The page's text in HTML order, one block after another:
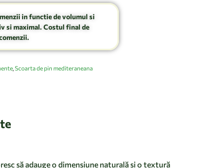
in functie de volumul si
si maximal. Costul final de
Scoarta de pin mediteraneana
să adauge o dimensiune naturală și o textură